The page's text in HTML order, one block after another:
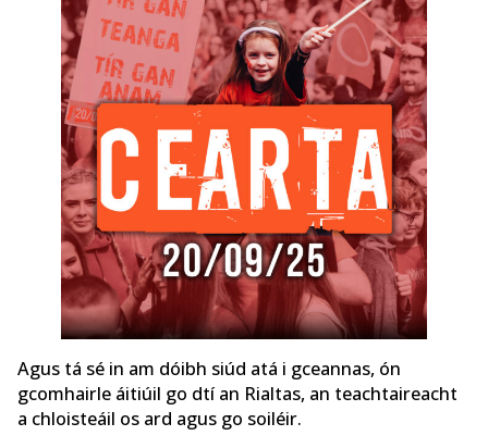
Agus tá sé in am dóibh siúd atá i gceannas, ón
gcomhairle áitiúil go dtí an Rialtas, an teachtaireacht
a chloisteáil os ard agus go soiléir.